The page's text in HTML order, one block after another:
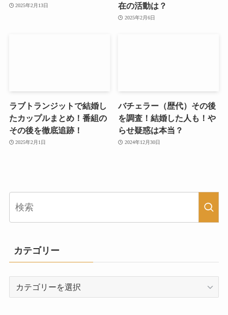
2025年2月13日
在の活動は？
2025年2月6日
ラブトランジットで結婚し
たカップルまとめ！番組の
その後を徹底追跡！
2025年2月1日
バチェラー（歴代）その後
を調査！結婚した人も！や
らせ疑惑は本当？
2024年12月30日
カテゴリー